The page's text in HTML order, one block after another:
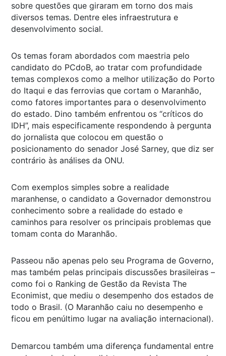
sobre questões que giraram em torno dos mais
diversos temas. Dentre eles infraestrutura e
desenvolvimento social.
Os temas foram abordados com maestria pelo
candidato do PCdoB, ao tratar com profundidade
temas complexos como a melhor utilização do Porto
do Itaqui e das ferrovias que cortam o Maranhão,
como fatores importantes para o desenvolvimento
do estado. Dino também enfrentou os “críticos do
IDH”, mais especificamente respondendo à pergunta
do jornalista que colocou em questão o
posicionamento do senador José Sarney, que diz ser
contrário às análises da ONU.
Com exemplos simples sobre a realidade
maranhense, o candidato a Governador demonstrou
conhecimento sobre a realidade do estado e
caminhos para resolver os principais problemas que
tomam conta do Maranhão.
Passeou não apenas pelo seu Programa de Governo,
mas também pelas principais discussões brasileiras –
como foi o Ranking de Gestão da Revista The
Econimist, que mediu o desempenho dos estados de
todo o Brasil. (O Maranhão caiu no desempenho e
ficou em penúltimo lugar na avaliação internacional).
Demarcou também uma diferença fundamental entre